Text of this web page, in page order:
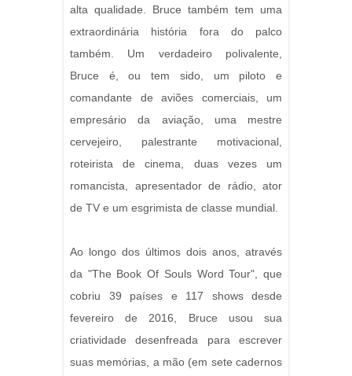
alta qualidade. Bruce também tem uma
extraordinária história fora do palco
também. Um verdadeiro polivalente,
Bruce é, ou tem sido, um piloto e
comandante de aviões comerciais, um
empresário da aviação, uma mestre
cervejeiro, palestrante motivacional,
roteirista de cinema, duas vezes um
romancista, apresentador de rádio, ator
de TV e um esgrimista de classe mundial.
Ao longo dos últimos dois anos, através
da "The Book Of Souls Word Tour", que
cobriu 39 países e 117 shows desde
fevereiro de 2016, Bruce usou sua
criatividade desenfreada para escrever
suas memórias, a mão (em sete cadernos